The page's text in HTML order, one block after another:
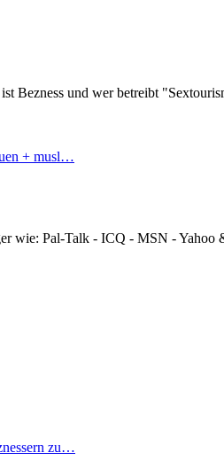
Bezness und wer betreibt
+ musl…
wie: Pal-Talk - ICQ - MSN -
zu…